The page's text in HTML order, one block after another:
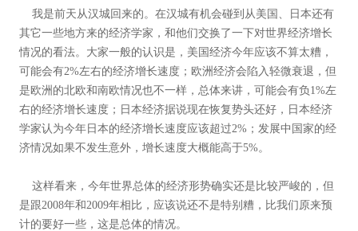
我是前天从汉城回来的。在汉城有机会碰到从美国、日本还有
其它一些地方来的经济学家，和他们交换了一下对世界经济增长
情况的看法。大家一般的认识是，美国经济今年应该不算太糟，
可能会有2%左右的经济增长速度；欧洲经济会陷入轻微衰退，但
是欧洲的北欧和南欧情况也不一样，总体来讲，可能会有负1%左
右的经济增长速度；日本经济据说现在恢复势头还好，日本经济
学家认为今年日本的经济增长速度应该超过2%；发展中国家的经
济情况如果不发生意外，增长速度大概能高于5%。
这样看来，今年世界总体的经济形势确实还是比较严峻的，但
是跟2008年和2009年相比，应该说还不是特别糟，比我们原来预
计的要好一些，这是总体的情况。